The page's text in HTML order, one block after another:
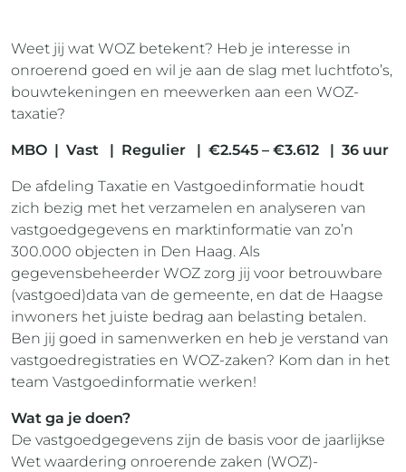
Weet jij wat WOZ betekent? Heb je interesse in
onroerend goed en wil je aan de slag met luchtfoto’s,
bouwtekeningen en meewerken aan een WOZ-
taxatie?
MBO | Vast | Regulier | €2.545 – €3.612 | 36 uur
De afdeling Taxatie en Vastgoedinformatie houdt
zich bezig met het verzamelen en analyseren van
vastgoedgegevens en marktinformatie van zo’n
300.000 objecten in Den Haag. Als
gegevensbeheerder WOZ zorg jij voor betrouwbare
(vastgoed)data van de gemeente, en dat de Haagse
inwoners het juiste bedrag aan belasting betalen.
Ben jij goed in samenwerken en heb je verstand van
vastgoedregistraties en WOZ-zaken? Kom dan in het
team Vastgoedinformatie werken!
Wat ga je doen?
De vastgoedgegevens zijn de basis voor de jaarlijkse
Wet waardering onroerende zaken (WOZ)-